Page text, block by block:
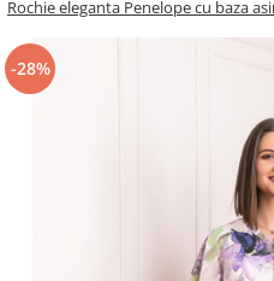
Rochie eleganta Penelope cu baza
-28%